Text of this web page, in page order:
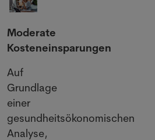
Moderate
Kosteneinsparungen
Auf
Grundlage
einer
gesundheitsökonomischen
Analyse,